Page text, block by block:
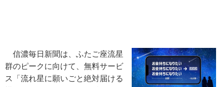
信濃毎日新聞は、ふたご座流星
群のピークに向けて、無料サービ
ス「流れ星に願いごと絶対届ける